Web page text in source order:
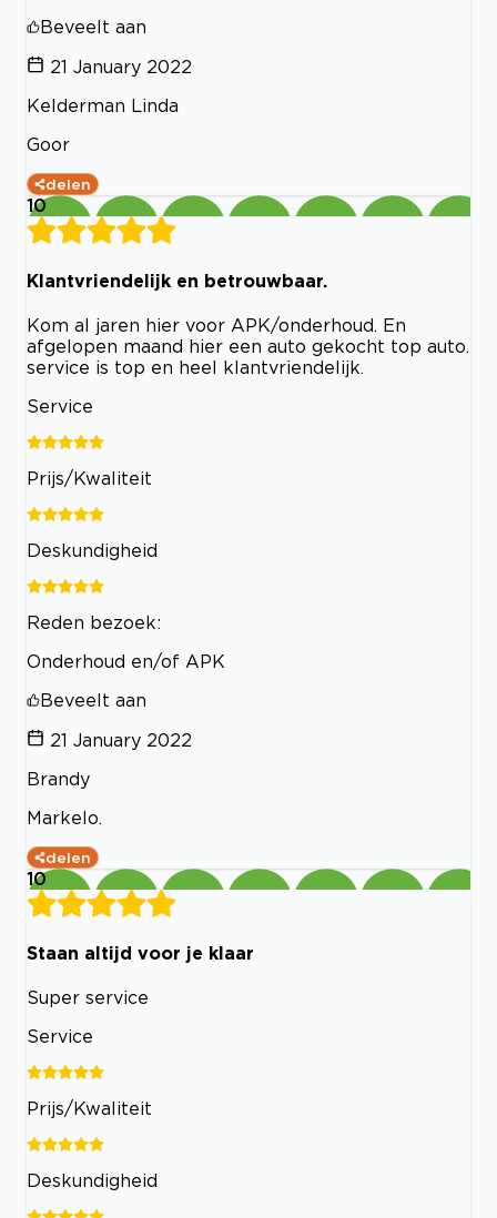
Beveelt aan
21 January 2022
Kelderman Linda
Goor
delen
10
Klantvriendelijk en betrouwbaar.
Kom al jaren hier voor APK/onderhoud. En
afgelopen maand hier een auto gekocht top auto.
service is top en heel klantvriendelijk.
Service
Prijs/Kwaliteit
Deskundigheid
Reden bezoek:
Onderhoud en/of APK
Beveelt aan
21 January 2022
Brandy
Markelo.
delen
10
Staan altijd voor je klaar
Super service
Service
Prijs/Kwaliteit
Deskundigheid